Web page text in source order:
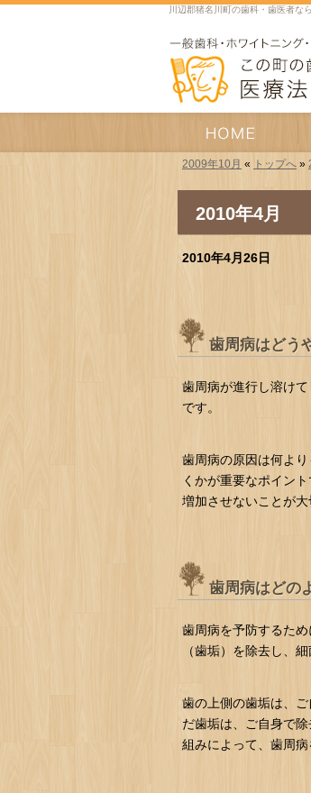
2010年4月
川辺郡猪名川町の歯科・歯医者な
2009年10月 « トップへ »
2010年4月26日
歯周病はどう
歯周病が進行し溶け
です。
歯周病の原因は何よ
くかが重要なポイン
増加させないことが大
歯周病はどの
歯周病を予防するた
（歯垢）を除去し、
歯の上側の歯垢は、
だ歯垢は、ご自身で
組みによって、歯周病